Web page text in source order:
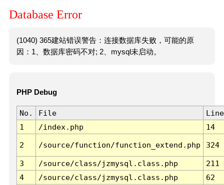
Database Error
(1040) 365建站错误警告：连接数据库失败，可能的原
因：1、数据库密码不对; 2、mysql未启动。
PHP Debug
No. File
Line
1
/index.php 14
2 /source/function/function_extend.php 324
3 /source/class/jzmysql.class.php
211
4
/source/class/jzmysql.class.php
62